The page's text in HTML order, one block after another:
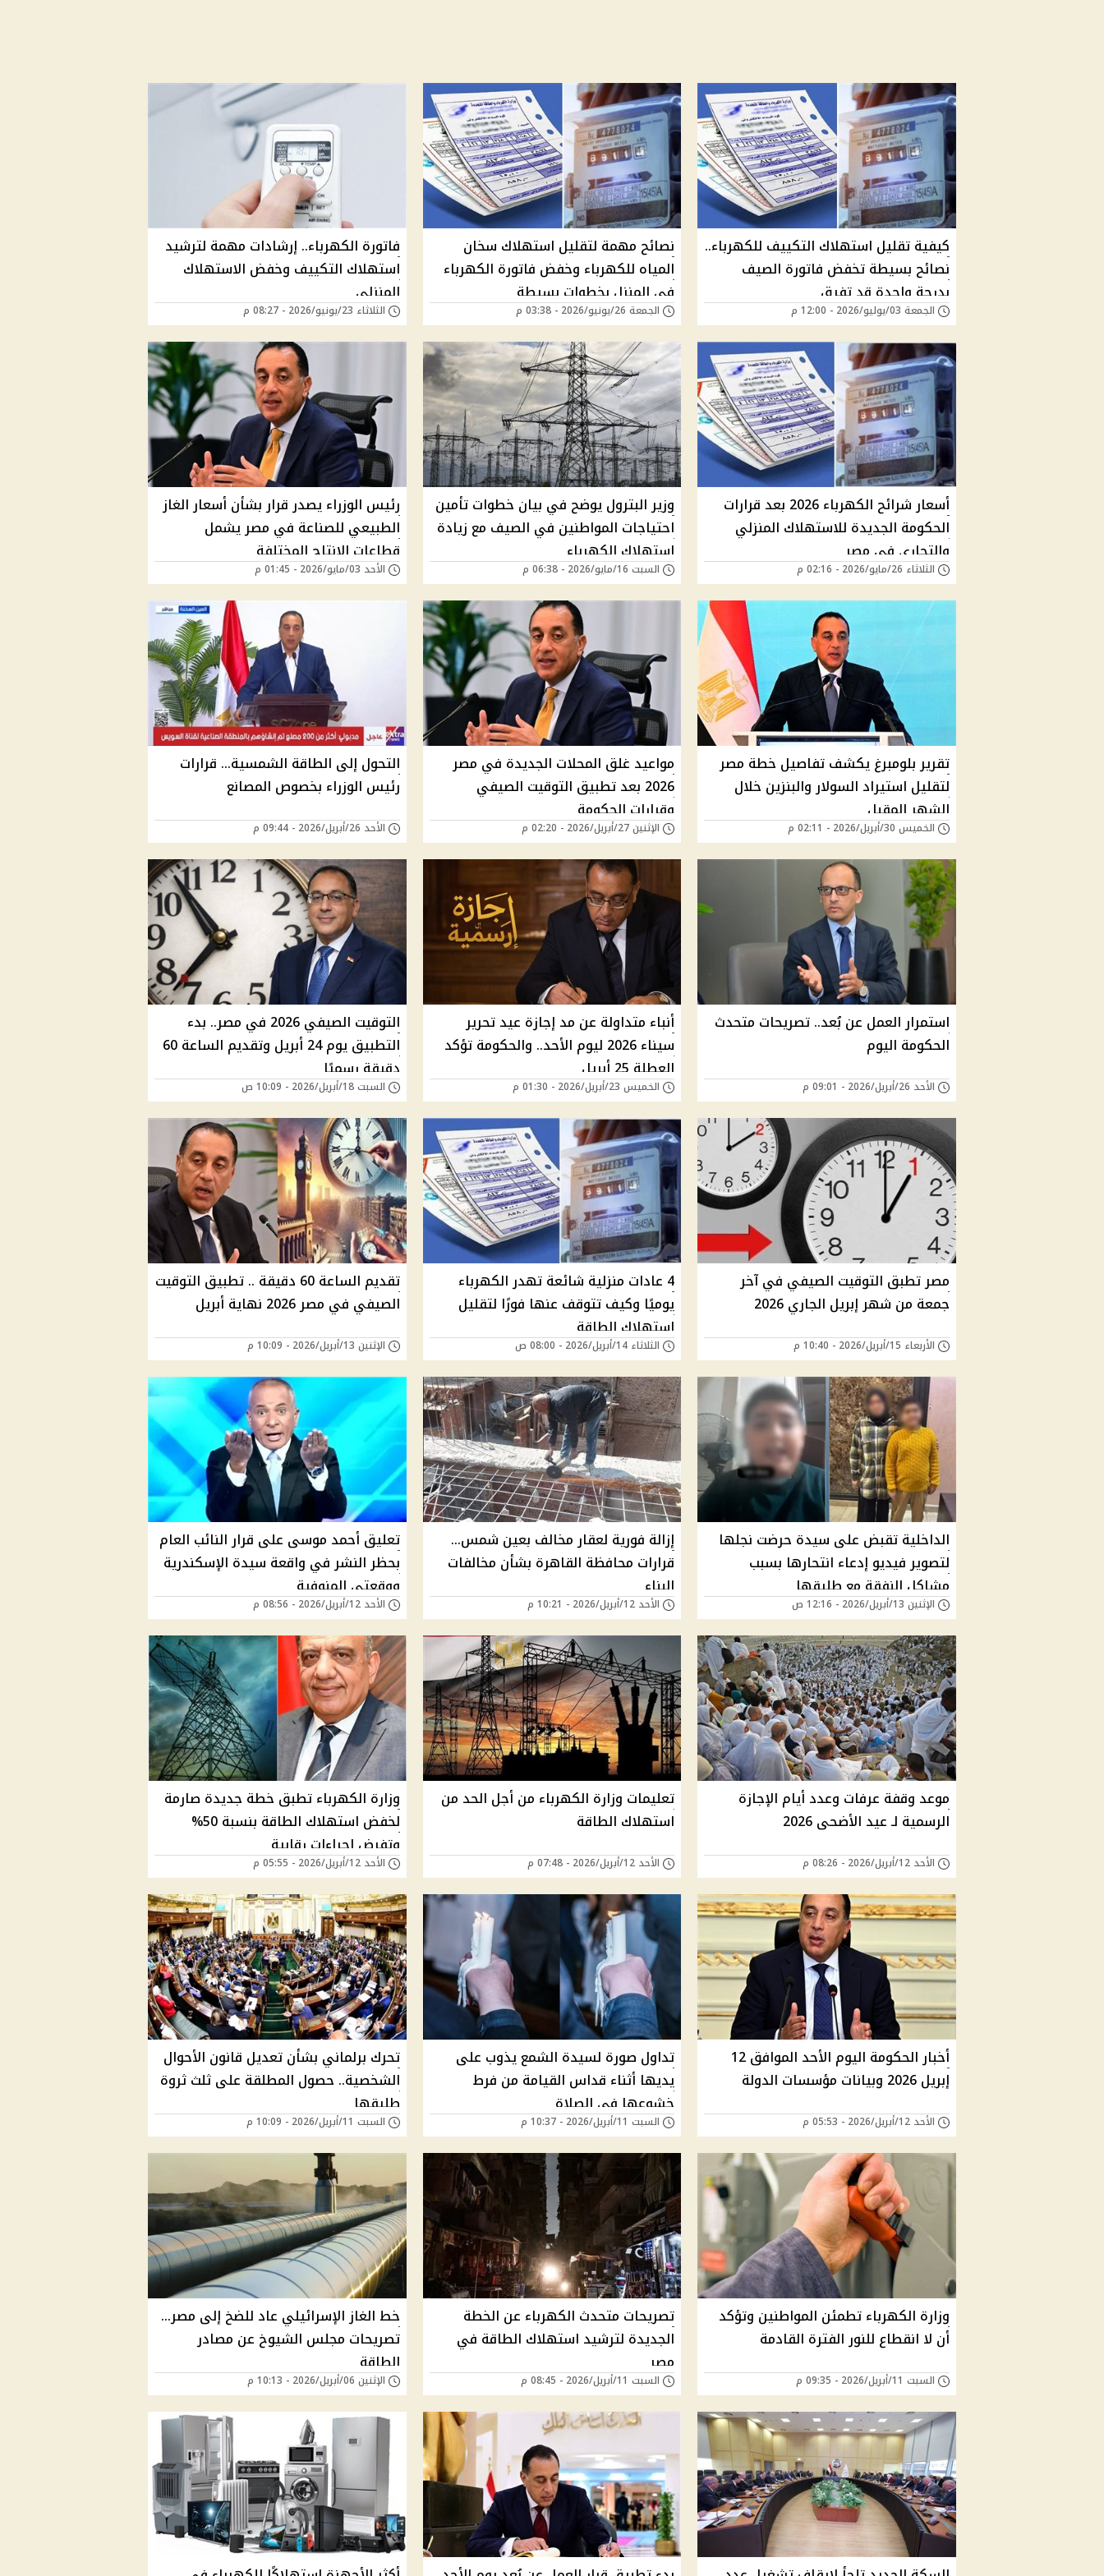
كيفية تقليل استهلاك التكييف للكهرباء..
نصائح بسيطة تخفض فاتورة الصيف
بدرجة واحدة قد تفرق
الجمعة 03/يوليو/2026 - 12:00 م
نصائح مهمة لتقليل استهلاك سخان
المياه للكهرباء وخفض فاتورة الكهرباء
في المنزل بخطوات بسيطة
الجمعة 26/يونيو/2026 - 03:38 م
فاتورة الكهرباء.. إرشادات مهمة لترشيد
استهلاك التكييف وخفض الاستهلاك
المنزلي
الثلاثاء 23/يونيو/2026 - 08:27 م
أسعار شرائح الكهرباء 2026 بعد قرارات
الحكومة الجديدة للاستهلاك المنزلي
والتجاري في مصر
الثلاثاء 26/مايو/2026 - 02:16 م
وزير البترول يوضح في بيان خطوات تأمين
احتياجات المواطنين في الصيف مع زيادة
استهلاك الكهرباء
السبت 16/مايو/2026 - 06:38 م
رئيس الوزراء يصدر قرار بشأن أسعار الغاز
الطبيعي للصناعة في مصر يشمل
قطاعات الإنتاج المختلفة
الأحد 03/مايو/2026 - 01:45 م
تقرير بلومبرغ يكشف تفاصيل خطة مصر
لتقليل استيراد السولار والبنزين خلال
الشهر المقبل
الخميس 30/أبريل/2026 - 02:11 م
مواعيد غلق المحلات الجديدة في مصر
2026 بعد تطبيق التوقيت الصيفي
وقرارات الحكومة
الإثنين 27/أبريل/2026 - 02:20 م
التحول إلى الطاقة الشمسية… قرارات
رئيس الوزراء بخصوص المصانع
الأحد 26/أبريل/2026 - 09:44 م
استمرار العمل عن بُعد.. تصريحات متحدث
الحكومة اليوم
الأحد 26/أبريل/2026 - 09:01 م
أنباء متداولة عن مد إجازة عيد تحرير
سيناء 2026 ليوم الأحد.. والحكومة تؤكد
العطلة 25 أبريل
الخميس 23/أبريل/2026 - 01:30 م
التوقيت الصيفي 2026 في مصر.. بدء
التطبيق يوم 24 أبريل وتقديم الساعة 60
دقيقة رسميًا
السبت 18/أبريل/2026 - 10:09 ص
مصر تطبق التوقيت الصيفي في آخر
جمعة من شهر إبريل الجاري 2026
الأربعاء 15/أبريل/2026 - 10:40 م
4 عادات منزلية شائعة تهدر الكهرباء
يوميًا وكيف تتوقف عنها فورًا لتقليل
استهلاك الطاقة
الثلاثاء 14/أبريل/2026 - 08:00 ص
تقديم الساعة 60 دقيقة .. تطبيق التوقيت
الصيفي في مصر 2026 نهاية أبريل
الإثنين 13/أبريل/2026 - 10:09 م
الداخلية تقبض على سيدة حرضت نجلها
لتصوير فيديو إدعاء انتحارها بسبب
مشاكل النفقة مع طليقها
الإثنين 13/أبريل/2026 - 12:16 ص
إزالة فورية لعقار مخالف بعين شمس…
قرارات محافظة القاهرة بشأن مخالفات
البناء
الأحد 12/أبريل/2026 - 10:21 م
تعليق أحمد موسى على قرار النائب العام
بحظر النشر في واقعة سيدة الإسكندرية
ووقعتي المنوفية
الأحد 12/أبريل/2026 - 08:56 م
موعد وقفة عرفات وعدد أيام الإجازة
الرسمية لـ عيد الأضحى 2026
الأحد 12/أبريل/2026 - 08:26 م
تعليمات وزارة الكهرباء من أجل الحد من
استهلاك الطاقة
الأحد 12/أبريل/2026 - 07:48 م
وزارة الكهرباء تطبق خطة جديدة صارمة
لخفض استهلاك الطاقة بنسبة 50%
وتفرض إجراءات رقابية
الأحد 12/أبريل/2026 - 05:55 م
أخبار الحكومة اليوم الأحد الموافق 12
إبريل 2026 وبيانات مؤسسات الدولة
الأحد 12/أبريل/2026 - 05:53 م
تداول صورة لسيدة الشمع يذوب على
يديها أثناء قداس القيامة من فرط
خشوعها في الصلاة
السبت 11/أبريل/2026 - 10:37 م
تحرك برلماني بشأن تعديل قانون الأحوال
الشخصية.. حصول المطلقة على ثلث ثروة
طليقها
السبت 11/أبريل/2026 - 10:09 م
وزارة الكهرباء تطمئن المواطنين وتؤكد
أن لا انقطاع للنور الفترة القادمة
السبت 11/أبريل/2026 - 09:35 م
تصريحات متحدث الكهرباء عن الخطة
الجديدة لترشيد استهلاك الطاقة في
مصر
السبت 11/أبريل/2026 - 08:45 م
خط الغاز الإسرائيلي عاد للضخ إلى مصر…
تصريحات مجلس الشيوخ عن مصادر
الطاقة
الإثنين 06/أبريل/2026 - 10:13 م